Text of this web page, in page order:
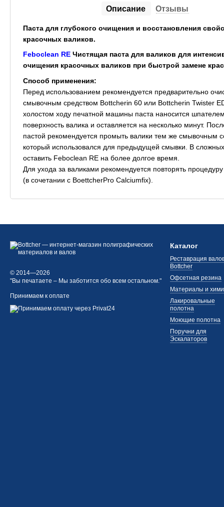
Описание Отзывы
Паста для глубокого очищения и восстановления
красочных валиков.
Feboclean RE Чистящая паста для валиков для
очищения красочных валиков при быстрой замене
Способ применения:
Перед использованием рекомендуется предварительно
смывочным средством Bottcherin 60 или Bottcherin Twister
холостом ходу печатной машины паста наносится
поверхность валика и оставляется на несколько минут.
пастой рекомендуется промыть валики тем же смывочным
который использовался для предыдущей смывки. В
оставить Feboclean RE на более долгое время.
Для ухода за валиками рекомендуется повторять
(в сочетании с BoettcherPro Calciumfix).
© 2014—2026
"Вы печатаете – Мы заботится обо всем остальном."
Принимаем к оплате
Каталог
Реставрация
Bottcher
Офсетная резина
Материалы и
Лакировальные
полотна
Моющие полотна
Поручни для
Эскалаторов